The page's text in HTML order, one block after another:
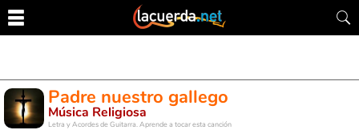
Padre nuestro gallego
Música Religiosa
Letra y Acordes de Guitarra. Aprende a tocar esta canción